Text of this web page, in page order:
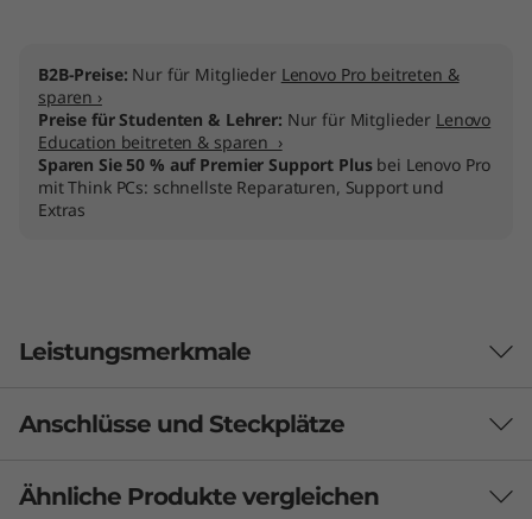
n
B2B-Preise: Nur für Mitglieder Lenovo Pro beitreten &
sparen ›
Preise für Studenten & Lehrer: Nur für Mitglieder Lenovo
Education beitreten & sparen ›
Sparen Sie 50 % auf Premier Support Plusbei Lenovo Pro
mit Think PCs: schnellste Reparaturen, Support und
Extras
Leistungsmerkmale
Anschlüsse und Steckplätze
Ähnliche Produkte vergleichen